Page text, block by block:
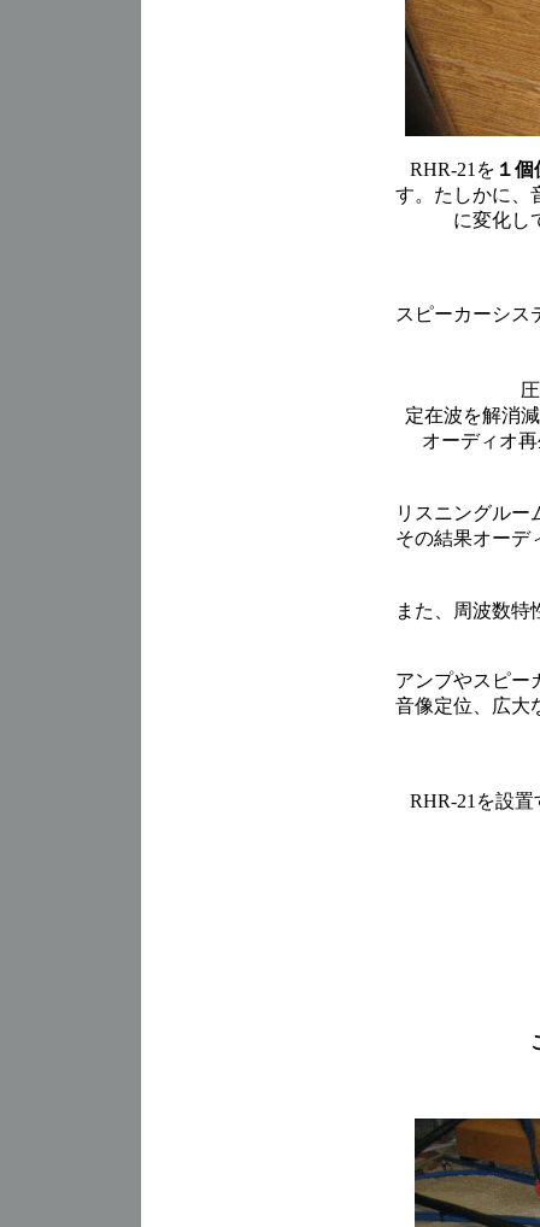
RHR-21を １
す。たしかに、
に変化し
スピーカーシス
定在波を解消
オーディオ
リスニングルー
その結果オーデ
また、周波数特
アンプやスピー
音像定位、広大
RHR-21を設